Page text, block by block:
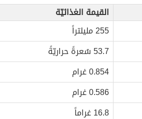
القيمة الغذائيّة
255 مليلتراً
53.7 سُعرةً حراريّةً
0.854 غرام
0.586 غرام
16.8 غراماً